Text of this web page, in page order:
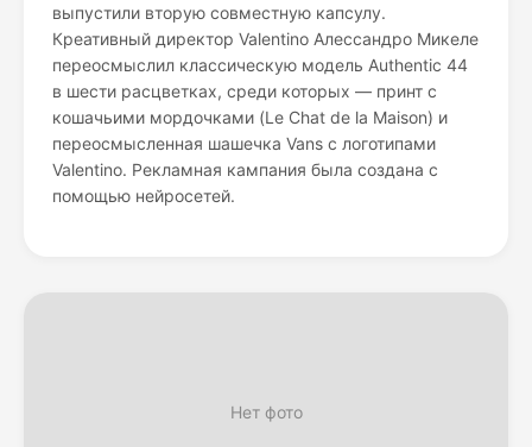
выпустили вторую совместную капсулу.
Креативный директор Valentino Алессандро Микеле
переосмыслил классическую модель Authentic 44
в шести расцветках, среди которых — принт с
кошачьими мордочками (Le Chat de la Maison) и
переосмысленная шашечка Vans с логотипами
Valentino. Рекламная кампания была создана с
помощью нейросетей.
Нет фото